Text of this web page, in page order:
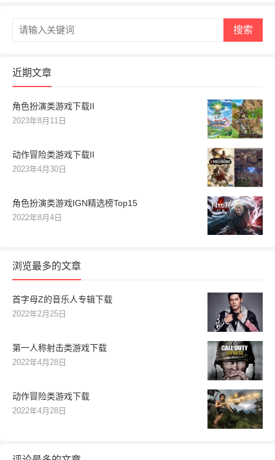
搜索
近期文章
角色扮演类游戏下载II
2023年8月11日
动作冒险类游戏下载II
2023年4月30日
角色扮演类游戏IGN精选榜Top15
2022年8月4日
浏览最多的文章
首字母Z的音乐人专辑下载
2022年2月25日
第一人称射击类游戏下载
2022年4月28日
动作冒险类游戏下载
2022年4月28日